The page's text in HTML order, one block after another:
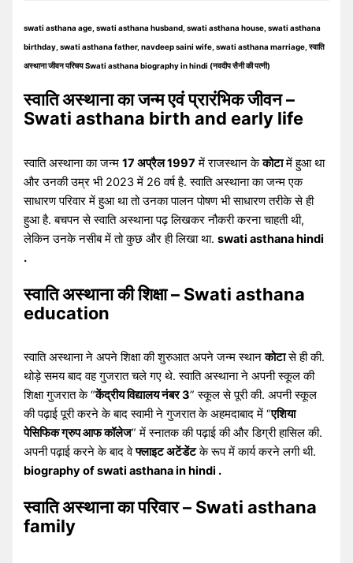
swati asthana age, swati asthana husband, swati asthana house, swati asthana
birthday, swati asthana father, navdeep saini wife, swati asthana marriage, स्वाति
अस्थाना जीवन परिचय Swati asthana biography in hindi (नवदीप सैनी की पत्नी)
स्वाति अस्थाना का जन्म एवं प्रारंभिक जीवन –
Swati asthana birth and early life
स्वाति अस्थाना का जन्म17 अप्रैल 1997 में राजस्थान केकोटामें हुआ था
और उनकी उम्र भी 2023 में 26 वर्ष है. स्वाति अस्थाना का जन्म एक
साधारण परिवार में हुआ था तो उनका पालन पोषण भी साधारण तरीके से ही
हुआ है. बचपन से स्वाति अस्थाना पढ़ लिखकर नौकरी करना चाहती थी,
लेकिन उनके नसीब में तो कुछ और ही लिखा था.swati asthana hindi
.
स्वाति अस्थाना की शिक्षा – Swati asthana
education
स्वाति अस्थाना ने अपने शिक्षा की शुरुआत अपने जन्म स्थानकोटासे ही की.
थोड़े समय बाद वह गुजरात चले गए थे. स्वाति अस्थाना ने अपनी स्कूल की
शिक्षा गुजरात के “केंद्रीय विद्यालय नंबर 3” स्कूल से पूरी की. अपनी स्कूल
की पढ़ाई पूरी करने के बाद स्वामी ने गुजरात के अहमदाबाद में “एशिया
पेसिफिक ग्रुप आफ कॉलेज” में स्नातक की पढ़ाई की और डिग्री हासिल की.
अपनी पढ़ाई करने के बाद वेफ्लाइट अटेंडेंटके रूप में कार्य करने लगी थी.
biography of swati asthana in hindi .
स्वाति अस्थाना का परिवार – Swati asthana
family